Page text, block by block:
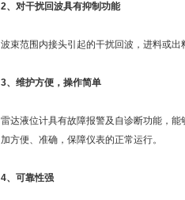
2、对干扰回波具有抑制功能
波束范围内接头引起的干扰回波，进料或出
3、维护方便，操作简单
雷达液位计具有故障报警及自诊断功能，
加方便、准确，保障仪表的正常运行。
4、可靠性强